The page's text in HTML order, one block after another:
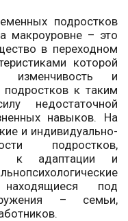
подростков
макроуровне – это
в переходном
которой
изменчивость и
подростков к таким
недостаточной
навыков. На
и индивидуально-
подростков,
к адаптации и
находящиеся под
– семьи,